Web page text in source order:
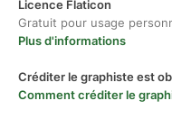
Licence Flaticon
Gratuit pour usage
Plus d'informations
Créditer le graphiste est
Comment créditer le